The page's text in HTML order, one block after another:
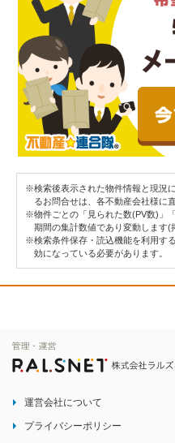
※検索後表示された物件情報と現況
るお問合せは、各不動産会社様に
※物件ごとの「見られた数(PV数)」
期間の集計数値であり変動します(
※検索条件保存・読込機能を利用す
効になっている必要があります。
運営会社について
プライバシーポリシー